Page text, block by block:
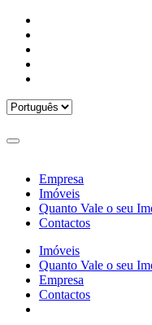
Empresa
Imóveis
Quanto Vale o seu
Contactos
Imóveis
Quanto Vale o seu
Empresa
Contactos